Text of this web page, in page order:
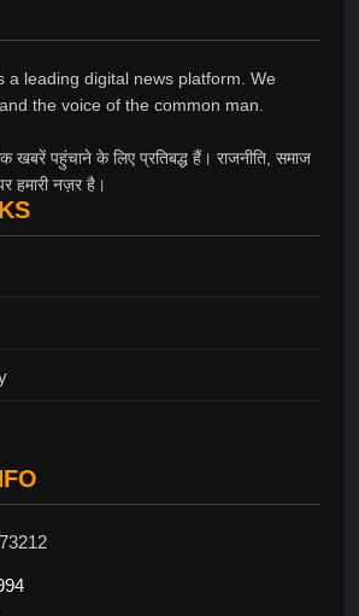
a leading digital news platform. We
the voice of the common man.
पहुंचाने के लिए प्रतिबद्ध हैं। राजनीति, समाज
हमारी नज़र है।